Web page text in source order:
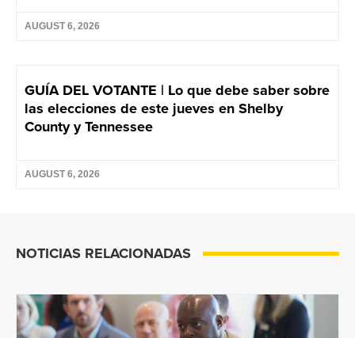
AUGUST 6, 2026
GUÍA DEL VOTANTE | Lo que debe saber sobre
las elecciones de este jueves en Shelby
County y Tennessee
AUGUST 6, 2026
NOTICIAS RELACIONADAS